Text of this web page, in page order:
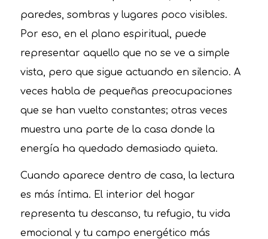
paredes, sombras y lugares poco visibles.
Por eso, en el plano espiritual, puede
representar aquello que no se ve a simple
vista, pero que sigue actuando en silencio. A
veces habla de pequeñas preocupaciones
que se han vuelto constantes; otras veces
muestra una parte de la casa donde la
energía ha quedado demasiado quieta.
Cuando aparece dentro de casa, la lectura
es más íntima. El interior del hogar
representa tu descanso, tu refugio, tu vida
emocional y tu campo energético más